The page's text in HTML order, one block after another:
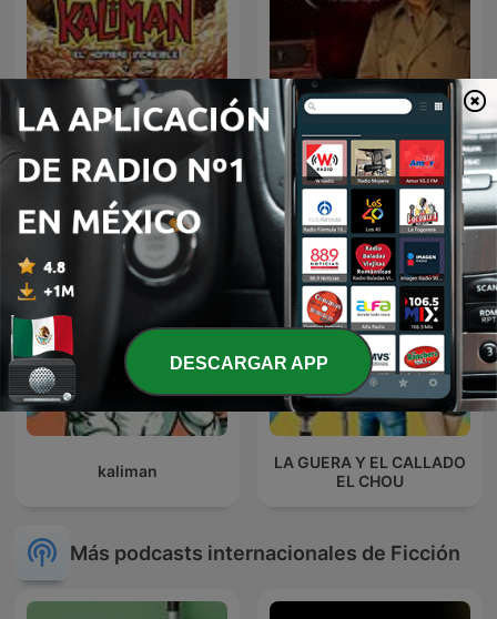
Profanadores de Tumbas
-1963
Relatos por Santiago
Segovia
kaliman
LA GUERA Y EL CALLADO
EL CHOU
Más podcasts internacionales de Ficción
DESCARGAR APP